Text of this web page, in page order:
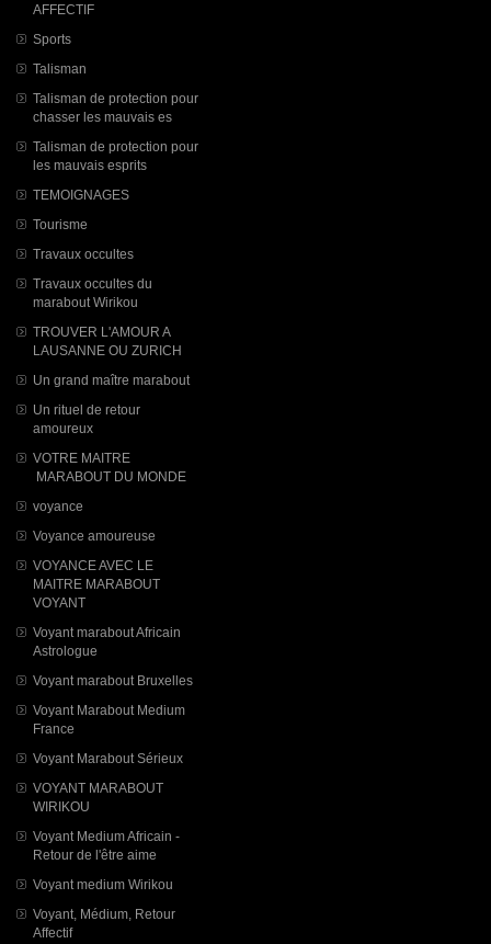
AFFECTIF
Sports
Talisman
Talisman de protection pour
chasser les mauvais es
Talisman de protection pour
les mauvais esprits
TEMOIGNAGES
Tourisme
Travaux occultes
Travaux occultes du
marabout Wirikou
TROUVER L'AMOUR A
LAUSANNE OU ZURICH
Un grand maître marabout
Un rituel de retour
amoureux
VOTRE MAITRE
MARABOUT DU MONDE
voyance
Voyance amoureuse
VOYANCE AVEC LE
MAITRE MARABOUT
VOYANT
Voyant marabout Africain
Astrologue
Voyant marabout Bruxelles
Voyant Marabout Medium
France
Voyant Marabout Sérieux
VOYANT MARABOUT
WIRIKOU
Voyant Medium Africain -
Retour de l'être aime
Voyant medium Wirikou
Voyant, Médium, Retour
Affectif